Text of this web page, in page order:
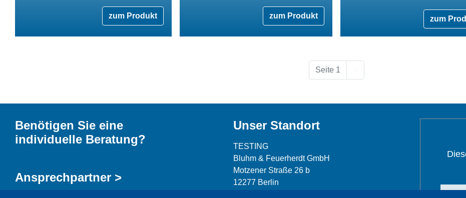
zum Produkt zum Produkt zum
Seite 1
Benötigen Sie eine
individuelle Beratung?
Ansprechpartner >
Unser Standort
TESTING
Bluhm & Feuerherdt GmbH
Motzener Straße 26 b
12277 Berlin